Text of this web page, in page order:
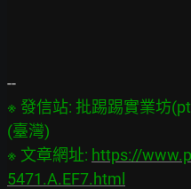
※ 發信站: 批踢踢實業坊
(臺灣)
※ 文章網址: https://
5471.A.EF7.html